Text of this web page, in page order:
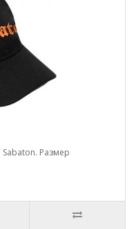
Размер